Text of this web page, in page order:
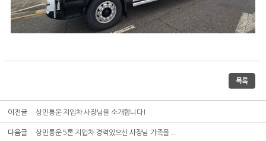
목록
이전글 상민통운 지입차 사장님을 소개합니다!
다음글 상민통운 5톤 지입차 경력있으신 사장님 가족을...